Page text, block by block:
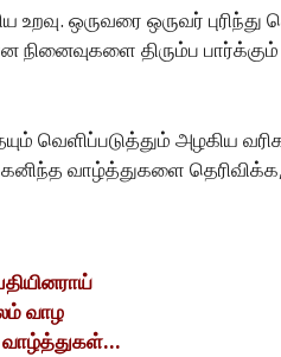
ஒருவரை ஒருவர்
திரும்ப பார்க்கும்
அழகிய
வாழ்த்துகளை
வாழ
வாழ்த்துகள்…